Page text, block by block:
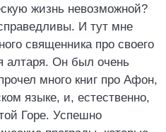
жизнь невозможной?
И тут мне
священника про своего
алтаря. Он был очень
много книг про Афон,
языке, и, естественно,
Горе. Успешно